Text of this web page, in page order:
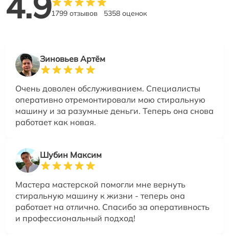
1799 отзывов 5358 оценок
Зиновьев Артём
Очень доволен обслуживанием. Специалисты
оперативно отремонтировали мою стиральную
машину и за разумные деньги. Теперь она снова
работает как новая.
Шубин Максим
Мастера мастерской помогли мне вернуть
стиральную машину к жизни - теперь она
работает на отлично. Спасибо за оперативность
и профессиональный подход!